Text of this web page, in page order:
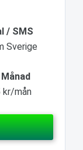
/ SMS
Sverige
kr/mån